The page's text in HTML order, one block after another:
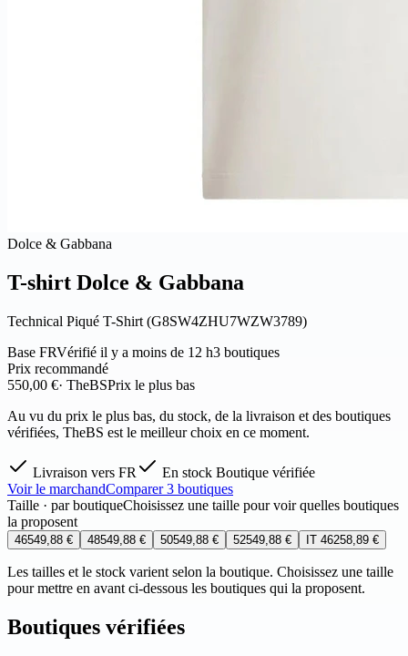
Dolce & Gabbana
T-shirt Dolce & Gabbana
Technical Piqué T-Shirt (G8SW4ZHU7WZW3789)
Base FRVérifié il y a moins de 12 h3 boutiques
Prix recommandé
550,00 €· TheBSPrix le plus bas
Au vu du prix le plus bas, du stock, de la livraison et des boutiques
vérifiées, TheBS est le meilleur choix en ce moment.
Livraison vers FR En stock Boutique vérifiée
Voir le marchandComparer 3 boutiques
Taille · par boutiqueChoisissez une taille pour voir quelles boutiques
la proposent
46549,88 € 48549,88 € 50549,88 € 52549,88 € IT 46258,89 €
Les tailles et le stock varient selon la boutique. Choisissez une taille
pour mettre en avant ci-dessous les boutiques qui la proposent.
Boutiques vérifiées